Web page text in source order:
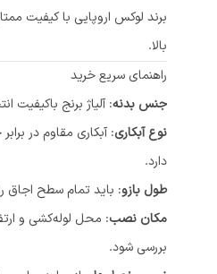
برند لوکس اروپایی با کیفیت
بالا.
راهنمای سریع خرید
جنس بدنه: آلیاژ برنج باکیفیت
نوع آبکاری: آبکاری مقاوم در
دارد.
طول بازو: باید تمام سطح
مکان نصب: محل لوله‌کشی و
بررسی شود.